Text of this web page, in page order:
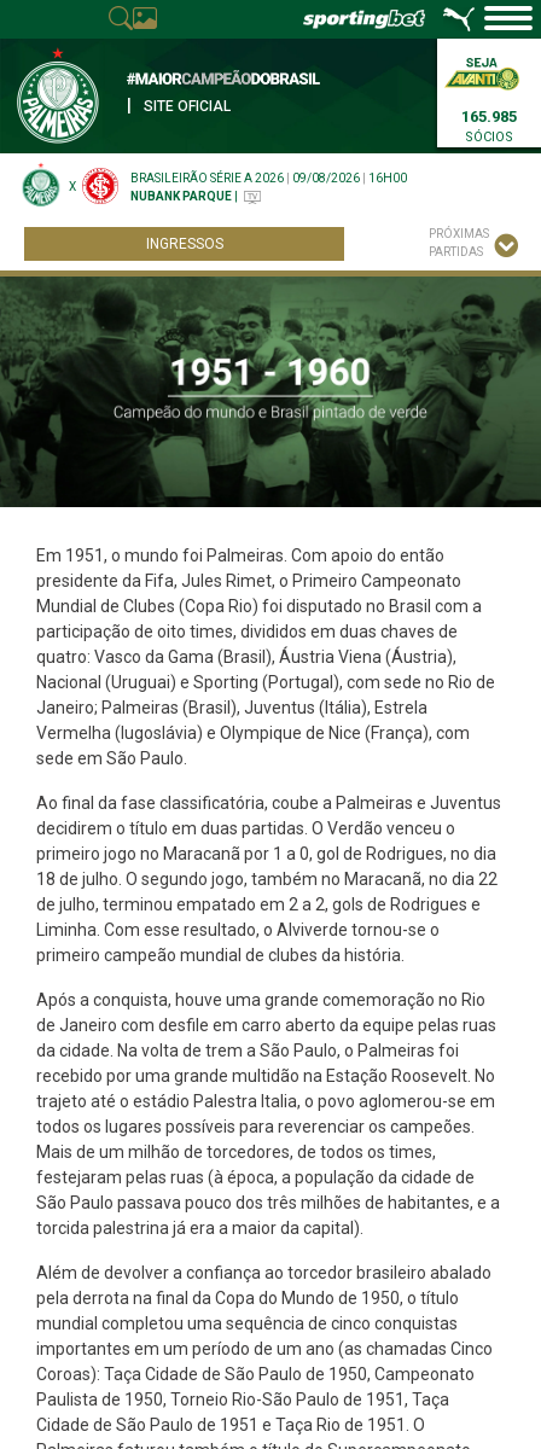
SITE OFICIAL
165.985
SÓCIOS
X
BRASILEIRÃO SÉRIE A 2026 09/08/2026
16H00
NUBANK PARQUE
INGRESSOS
PRÓXIMAS
PARTIDAS
Em 1951, o mundo foi Palmeiras. Com apoio do então
presidente da Fifa, Jules Rimet, o Primeiro Campeonato
Mundial de Clubes (Copa Rio) foi disputado no Brasil com a
participação de oito times, divididos em duas chaves de
quatro: Vasco da Gama (Brasil), Áustria Viena (Áustria),
Nacional (Uruguai) e Sporting (Portugal), com sede no Rio de
Janeiro; Palmeiras (Brasil), Juventus (Itália), Estrela
Vermelha (Iugoslávia) e Olympique de Nice (França), com
sede em São Paulo.
Ao final da fase classificatória, coube a Palmeiras e Juventus
decidirem o título em duas partidas. O Verdão venceu o
primeiro jogo no Maracanã por 1 a 0, gol de Rodrigues, no dia
18 de julho. O segundo jogo, também no Maracanã, no dia 22
de julho, terminou empatado em 2 a 2, gols de Rodrigues e
Liminha. Com esse resultado, o Alviverde tornou-se o
primeiro campeão mundial de clubes da história.
Após a conquista, houve uma grande comemoração no Rio
de Janeiro com desfile em carro aberto da equipe pelas ruas
da cidade. Na volta de trem a São Paulo, o Palmeiras foi
recebido por uma grande multidão na Estação Roosevelt. No
trajeto até o estádio Palestra Italia, o povo aglomerou-se em
todos os lugares possíveis para reverenciar os campeões.
Mais de um milhão de torcedores, de todos os times,
festejaram pelas ruas (à época, a população da cidade de
São Paulo passava pouco dos três milhões de habitantes, e a
torcida palestrina já era a maior da capital).
Além de devolver a confiança ao torcedor brasileiro abalado
pela derrota na final da Copa do Mundo de 1950, o título
mundial completou uma sequência de cinco conquistas
importantes em um período de um ano (as chamadas Cinco
Coroas): Taça Cidade de São Paulo de 1950, Campeonato
Paulista de 1950, Torneio Rio-São Paulo de 1951, Taça
Cidade de São Paulo de 1951 e Taça Rio de 1951. O